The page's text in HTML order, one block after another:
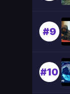
#9
#10